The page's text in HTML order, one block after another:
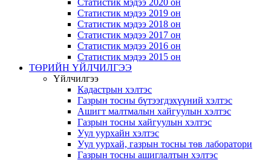
Статистик мэдээ 2020 он
Статистик мэдээ 2019 он
Статистик мэдээ 2018 он
Статистик мэдээ 2017 он
Статистик мэдээ 2016 он
Статистик мэдээ 2015 он
ТӨРИЙН ҮЙЛЧИЛГЭЭ
Үйлчилгээ
Кадастрын хэлтэс
Газрын тосны бүтээгдэхүүний хэлтэс
Ашигт малтмалын хайгуулын хэлтэс
Газрын тосны хайгуулын хэлтэс
Уул уурхайн хэлтэс
Уул уурхай, газрын тосны төв лаборатори
Газрын тосны ашиглалтын хэлтэс